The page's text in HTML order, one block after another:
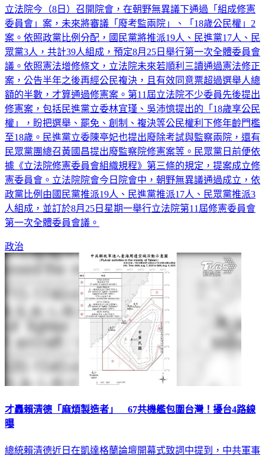
立法院今（8日）召開院會，在朝野無異議下通過「組成修憲
委員會」案，未來將審議「廢考監兩院」、「18歲公民權」2
案。依照政黨比例分配，國民黨將推派19人、民進黨17人、民
眾黨3人，共計39人組成，預定8月25日舉行第一次全體委員會
議。依照憲法增修條文，立法院未來若順利三讀通過憲法修正
案，公告半年之後再經公民複決，且有效同意票超過選舉人總
額的半數，才算通過修憲案。第11屆立法院不少委員先後提出
修憲案，包括民進黨立委林宜瑾、吳沛憶提出的「18歲享公民
權」，盼把選舉、罷免、創制、複決等公民權利下修年齡門檻
至18歲。民進黨立委陳亭妃也提出廢除考試與監察兩院，還有
民眾黨團總召黃國昌提出廢監察院修憲案等。民眾黨日前便依
據《立法院修憲委員會組織規程》第三條的規定，提案成立修
憲委員會。立法院院會今日院會中，朝野無異議通過成立，依
政黨比例由國民黨推派19人、民進黨推派17人、民眾黨推派3
人組成，並訂於8月25日星期一舉行立法院第11屆修憲委員會
第一次全體委員會議。
政治
才轟賴清德「麻煩製造者」 67共機艦包圍台灣！擾台4路線
曝
總統賴清德近日在凱達格蘭論壇開幕式致詞中提到，中共軍事